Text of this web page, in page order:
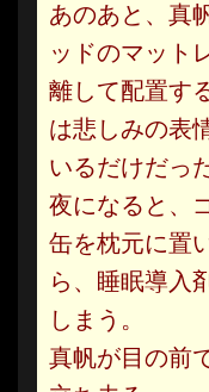
あのあと、真
ッドのマット
離して配置す
は悲しみの表
いるだけだっ
夜になると、
缶を枕元に置
ら、睡眠導入
しまう。
真帆が目の前